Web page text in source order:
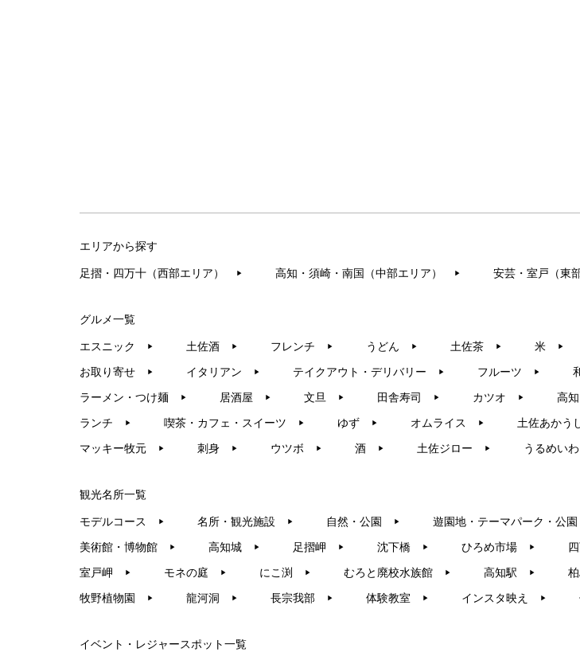
エリアから探す
足摺・四万十（西部エリア） ▶︎ 高知・須崎・南国（中部エリア） ▶︎ 安芸・室戸（東
グルメ一覧
エスニック ▶︎ 土佐酒 ▶︎ フレンチ ▶︎ うどん ▶︎ 土佐茶 ▶︎ 米 ▶︎
お取り寄せ ▶︎ イタリアン ▶︎ テイクアウト・デリバリー ▶︎ フルーツ ▶︎
ラーメン・つけ麺 ▶︎ 居酒屋 ▶︎ 文旦 ▶︎ 田舎寿司 ▶︎ カツオ ▶︎ 高
ランチ ▶︎ 喫茶・カフェ・スイーツ ▶︎ ゆず ▶︎ オムライス ▶︎ 土佐あかう
マッキー牧元 ▶︎ 刺身 ▶︎ ウツボ ▶︎ 酒 ▶︎ 土佐ジロー ▶︎ うるめい
観光名所一覧
モデルコース ▶︎ 名所・観光施設 ▶︎ 自然・公園 ▶︎ 遊園地・テーマパーク・公園
美術館・博物館 ▶︎ 高知城 ▶︎ 足摺岬 ▶︎ 沈下橋 ▶︎ ひろめ市場 ▶︎
室戸岬 ▶︎ モネの庭 ▶︎ にこ渕 ▶︎ むろと廃校水族館 ▶︎ 高知駅 ▶︎
牧野植物園 ▶︎ 龍河洞 ▶︎ 長宗我部 ▶︎ 体験教室 ▶︎ インスタ映え ▶︎
イベント・レジャースポット一覧